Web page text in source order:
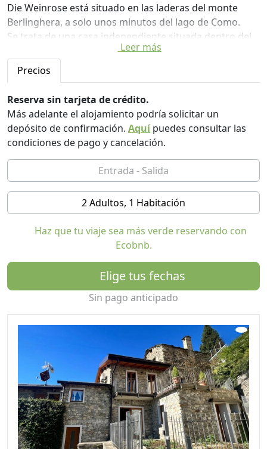
Die Weinrose está situado en las laderas del monte
Berlinghera, a solo unos minutos del lago de Como.
Se trata de una casa independiente situada dentro del
pueblo peatonal de Burano, una aldea de Montemezzo;
En zona muy tranquila y alejada del tráfico.
La casa es espaciosa y ofrece 4 camas, así como un
pequeño jardín y una terraza.
Die Weinrose toma su nombre de la rosa silvestre de
los Alpes. En el jardín podrás apreciar tanto esta rosa
antigua como las hierbas aromáticas disponibles para
tu cocina.
El alojamiento se estructura en dos niveles:
Planta inferior compuesta por:
- Entrada a amplio salón con mesa de comedor, TV, sofá.
- Cocina equipada con horno, lavavajillas y placa de
inducción.
- baño con ducha grande
- armario
Subiendo unas modernas escaleras se llega a la zona
de noche con 2 dormitorios: uno doble y otro con dos
camas individuales.
Ambos dormitorios tienen acceso a la terraza que
ofrece una vista impresionante de los Alpes.
Junto a la terraza se encuentra otra zona verde privada
de la casa.
Desde el jardín frente a la entrada de la casa también se
accede al lavadero donde se pueden guardar bicicletas
o material deportivo. También hay una lavadora
disponible en la habitación.
Leer más
Precios
Reserva sin tarjeta de crédito.
Más adelante el alojamiento podría solicitar un
depósito de confirmación. Aquípuedes consultar las
condiciones de pago y cancelación.
2 Adultos, 1 Habitación
Haz que tu viaje sea más verde reservando con
Ecobnb.
Elige tus fechas
Sin pago anticipado